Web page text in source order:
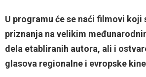
U programu će se naći filmovi koji
priznanja na velikim
dela etabliranih autora, ali i
glasova regionalne i evropske